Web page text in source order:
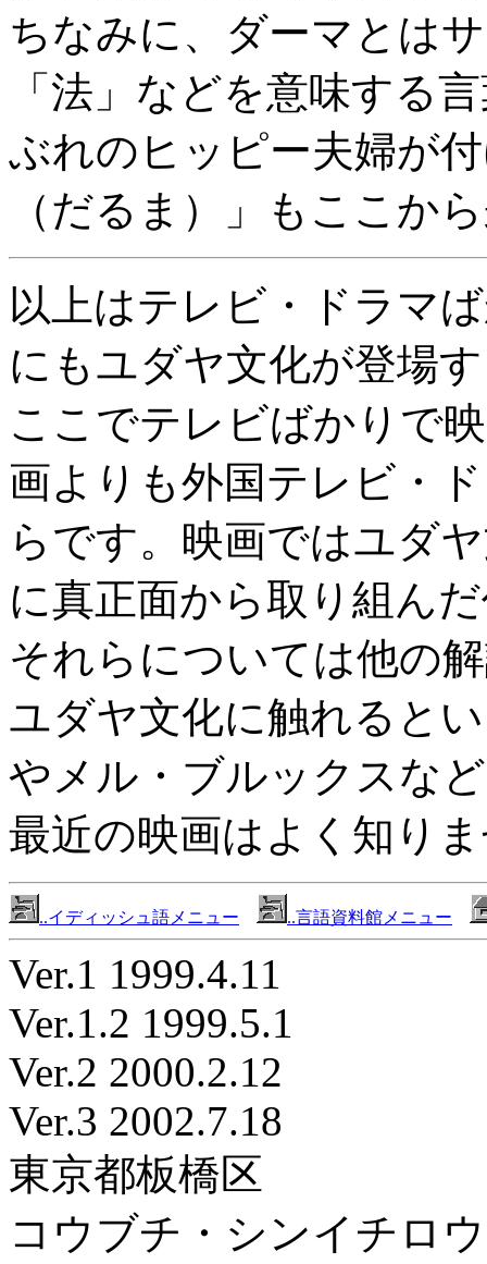
ちなみに、ダーマとは
「法」などを意味する
ぶれのヒッピー夫婦が
（だるま）」もここか
以上はテレビ・ドラマ
にもユダヤ文化が登場
ここでテレビばかりで
画よりも外国テレビ・
らです。映画ではユダ
に真正面から取り組ん
それらについては他の
ユダヤ文化に触れると
やメル・ブルックスな
最近の映画はよく知り
..イディッシュ語メニュー ..言語資料館メニュー
Ver.1 1999.4.11
Ver.1.2 1999.5.1
Ver.2 2000.2.12
Ver.3 2002.7.18
東京都板橋区
コウブチ・シンイチロウ